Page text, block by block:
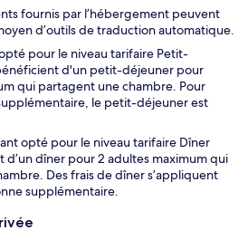
fournis par l’hébergement peuvent
d’outils de traduction automatique.
pour le niveau tarifaire Petit-
d'un petit-déjeuner pour
qui partagent une chambre. Pour
le petit-déjeuner est
opté pour le niveau tarifaire Dîner
d’un dîner pour 2 adultes maximum qui
Des frais de dîner s’appliquent
supplémentaire.